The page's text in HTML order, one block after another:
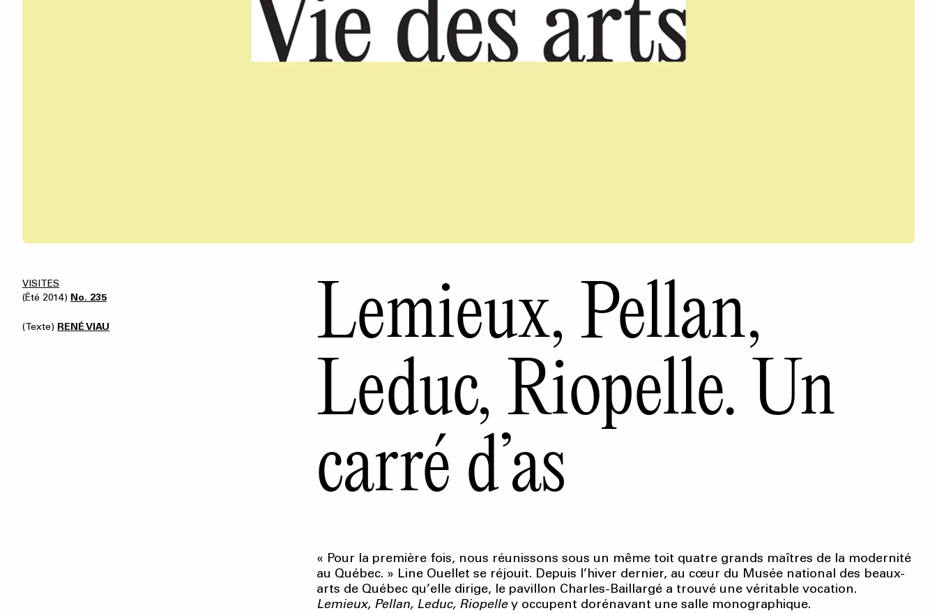
VISITES
(Été 2014) No. 235
(Texte) RENÉ VIAU
Lemieux, Pellan,
Leduc, Riopelle. Un
carré d’as
« Pour la première fois, nous réunissons sous un même toit quatre grands maîtres de la modernité
au Québec. » Line Ouellet se réjouit. Depuis l’hiver dernier, au cœur du Musée national des beaux-
arts de Québec qu’elle dirige, le pavillon Charles-Baillargé a trouvé une véritable vocation.
Lemieux, Pellan, Leduc, Riopelley occupent dorénavant une salle monographique.